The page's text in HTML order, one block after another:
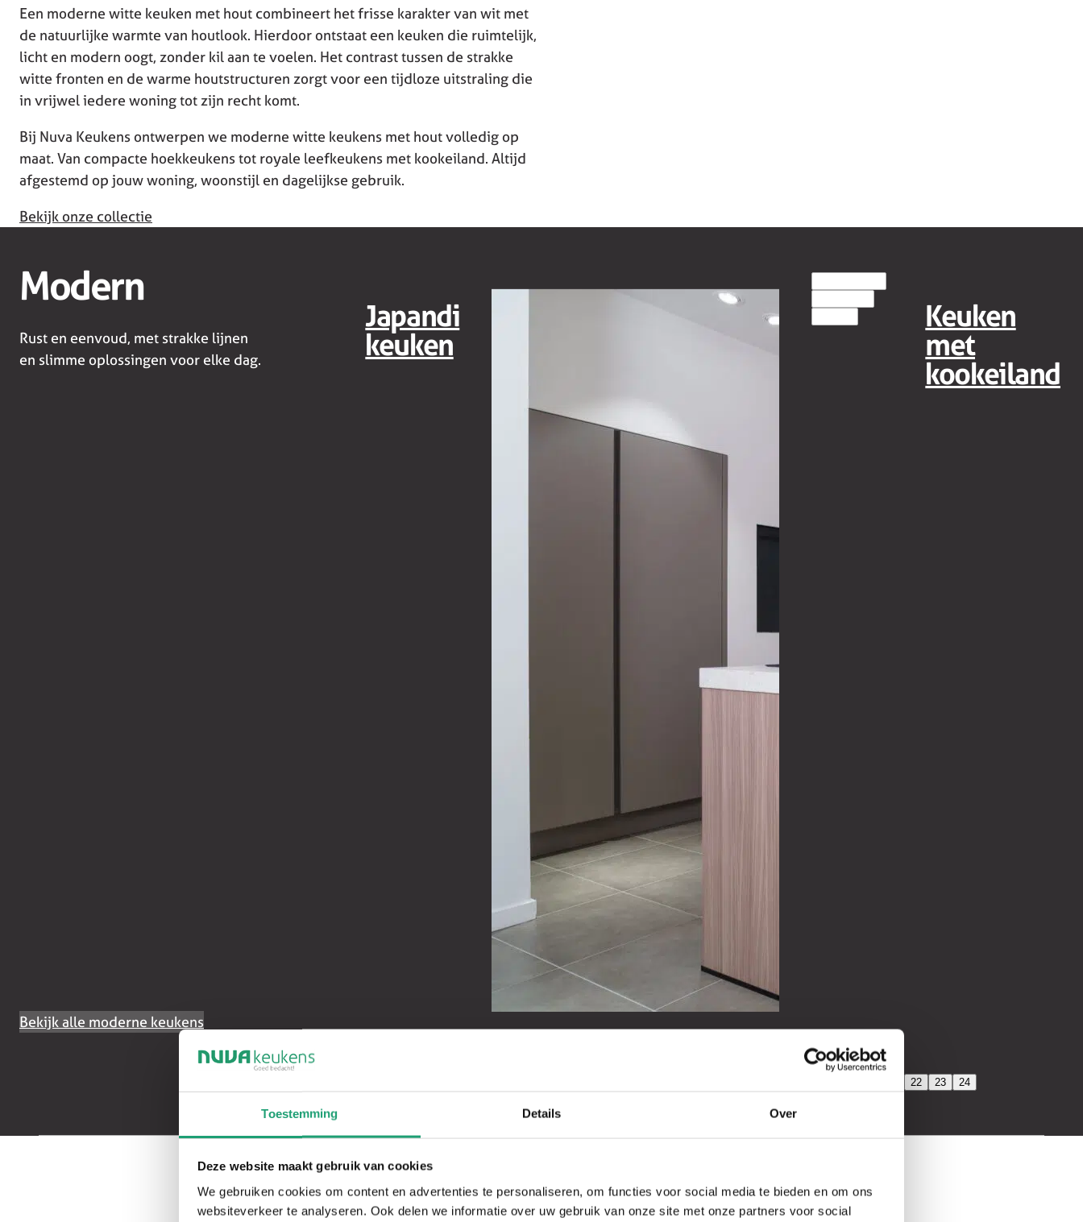
Toestemming Details Over
Deze website maakt gebruik van cookies
We gebruiken cookies om content en advertenties te personaliseren, om functies voor social media te bieden en om ons
websiteverkeer te analyseren. Ook delen we informatie over uw gebruik van onze site met onze partners voor social
Een moderne witte keuken met hout combineert het frisse karakter van wit met
de natuurlijke warmte van houtlook. Hierdoor ontstaat een keuken die ruimtelijk,
licht en modern oogt, zonder kil aan te voelen. Het contrast tussen de strakke
witte fronten en de warme houtstructuren zorgt voor een tijdloze uitstraling die
in vrijwel iedere woning tot zijn recht komt.
Bij Nuva Keukens ontwerpen we moderne witte keukens met hout volledig op
maat. Van compacte hoekkeukens tot royale leefkeukens met kookeiland. Altijd
afgestemd op jouw woning, woonstijl en dagelijkse gebruik.
Bekijk onze collectie
Modern
Rust en eenvoud, met strakke lijnen
en slimme oplossingen voor elke dag.
Bekijk alle moderne keukens
Japandi
keuken
Keuken
met
kookeiland
22 23 24